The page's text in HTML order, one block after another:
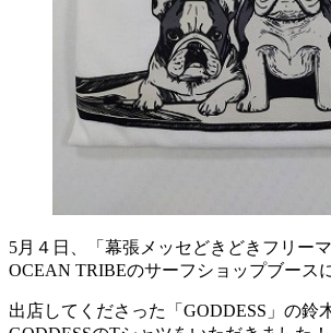
5月４日、「幕張メッセどきどきフリーマ
OCEAN TRIBEのサーフショップブース
出店してくださった「GODDESS」の鈴